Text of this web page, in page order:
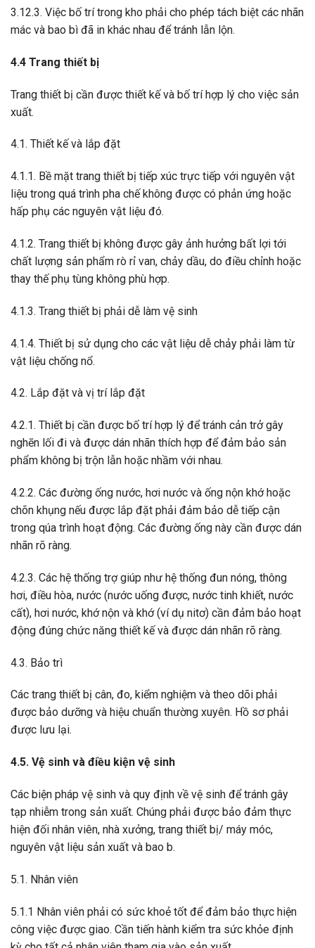
3.12.3. Việc bố trí trong kho phải cho phép tách biệt các nhãn
mác và bao bì đã in khác nhau để tránh lẫn lộn.
4.4 Trang thiết bị
Trang thiết bị cần được thiết kế và bố trí hợp lý cho việc sản
xuất.
4.1. Thiết kế và lắp đặt
4.1.1. Bề mặt trang thiết bị tiếp xúc trực tiếp với nguyên vật
liệu trong quá trình pha chế không được có phản ứng hoặc
hấp phụ các nguyên vật liệu đó.
4.1.2. Trang thiết bị không được gây ảnh hưởng bất lợi tới
chất lượng sản phẩm rò rỉ van, chảy dầu, do điều chỉnh hoặc
thay thế phụ tùng không phù hợp.
4.1.3. Trang thiết bị phải dễ làm vệ sinh
4.1.4. Thiết bị sử dụng cho các vật liệu dễ chảy phải làm từ
vật liệu chống nổ.
4.2. Lắp đặt và vị trí lắp đặt
4.2.1. Thiết bị cần được bố trí hợp lý để tránh cản trở gây
nghẽn lối đi và được dán nhãn thích hợp để đảm bảo sản
phẩm không bị trộn lẫn hoặc nhầm với nhau.
4.2.2. Các đường ống nước, hơi nước và ống nộn khớ hoặc
chõn khụng nếu được lắp đặt phải đảm bảo dễ tiếp cận
trong qúa trình hoạt động. Các đường ống này cần được dán
nhãn rõ ràng.
4.2.3. Các hệ thống trợ giúp như hệ thống đun nóng, thông
hơi, điều hòa, nước (nước uống được, nước tinh khiết, nước
cất), hơi nước, khớ nộn và khớ (ví dụ nitơ) cần đảm bảo hoạt
động đúng chức năng thiết kế và được dán nhãn rõ ràng.
4.3. Bảo trì
Các trang thiết bị cân, đo, kiểm nghiệm và theo dõi phải
được bảo dưỡng và hiệu chuẩn thường xuyên. Hồ sơ phải
được lưu lại.
4.5. Vệ sinh và điều kiện vệ sinh
Các biện pháp vệ sinh và quy định về vệ sinh để tránh gây
tạp nhiễm trong sản xuất. Chúng phải được bảo đảm thực
hiện đối nhân viên, nhà xưởng, trang thiết bị/ máy móc,
nguyên vật liệu sản xuất và bao b.
5.1. Nhân viên
5.1.1 Nhân viên phải có sức khoẻ tốt để đảm bảo thực hiện
công việc được giao. Cần tiến hành kiểm tra sức khỏe định